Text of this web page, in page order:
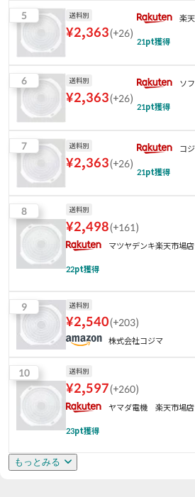
5 送料別
¥2,363(+26)
楽
21pt獲得
6 送料別
¥2,363(+26)
ソ
21pt獲得
7 送料別
¥2,363(+26)
コ
21pt獲得
8 送料別
¥2,498(+161)
マツヤデンキ楽天市場店
22pt獲得
9 送料別
¥2,540(+203)
株式会社コジマ
10 送料別
¥2,597(+260)
ヤマダ電機 楽天市場店
23pt獲得
もっとみる